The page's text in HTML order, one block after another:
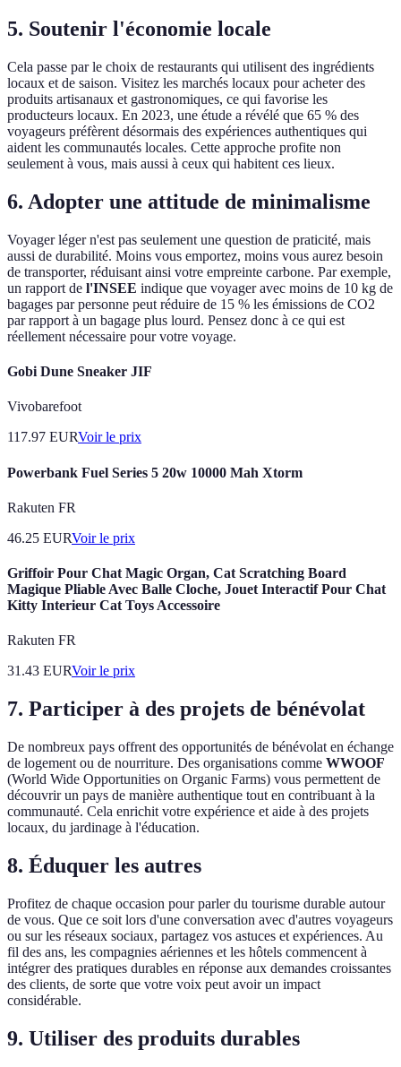
5. Soutenir l'économie locale
Cela passe par le choix de restaurants qui utilisent des ingrédients
locaux et de saison. Visitez les marchés locaux pour acheter des
produits artisanaux et gastronomiques, ce qui favorise les
producteurs locaux. En 2023, une étude a révélé que 65 % des
voyageurs préfèrent désormais des expériences authentiques qui
aident les communautés locales. Cette approche profite non
seulement à vous, mais aussi à ceux qui habitent ces lieux.
6. Adopter une attitude de minimalisme
Voyager léger n'est pas seulement une question de praticité, mais
aussi de durabilité. Moins vous emportez, moins vous aurez besoin
de transporter, réduisant ainsi votre empreinte carbone. Par exemple,
un rapport de l'INSEE indique que voyager avec moins de 10 kg de
bagages par personne peut réduire de 15 % les émissions de CO2
par rapport à un bagage plus lourd. Pensez donc à ce qui est
réellement nécessaire pour votre voyage.
Gobi Dune Sneaker JIF
Vivobarefoot
117.97 EURVoir le prix
Powerbank Fuel Series 5 20w 10000 Mah Xtorm
Rakuten FR
46.25 EURVoir le prix
Griffoir Pour Chat Magic Organ, Cat Scratching Board
Magique Pliable Avec Balle Cloche, Jouet Interactif Pour Chat
Kitty Interieur Cat Toys Accessoire
Rakuten FR
31.43 EURVoir le prix
7. Participer à des projets de bénévolat
De nombreux pays offrent des opportunités de bénévolat en échange
de logement ou de nourriture. Des organisations comme WWOOF
(World Wide Opportunities on Organic Farms) vous permettent de
découvrir un pays de manière authentique tout en contribuant à la
communauté. Cela enrichit votre expérience et aide à des projets
locaux, du jardinage à l'éducation.
8. Éduquer les autres
Profitez de chaque occasion pour parler du tourisme durable autour
de vous. Que ce soit lors d'une conversation avec d'autres voyageurs
ou sur les réseaux sociaux, partagez vos astuces et expériences. Au
fil des ans, les compagnies aériennes et les hôtels commencent à
intégrer des pratiques durables en réponse aux demandes croissantes
des clients, de sorte que votre voix peut avoir un impact
considérable.
9. Utiliser des produits durables